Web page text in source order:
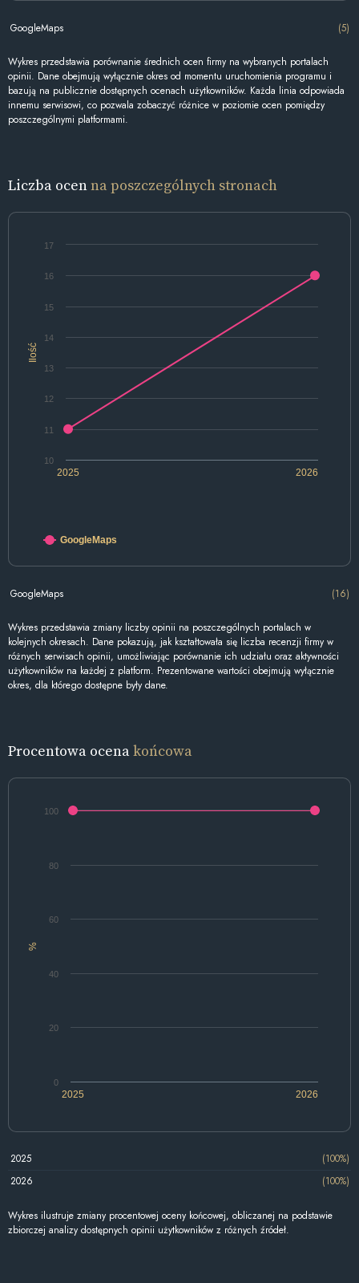
GoogleMaps (5)
Wykres przedstawia porównanie średnich ocen firmy na wybranych portalach
opinii. Dane obejmują wyłącznie okres od momentu uruchomienia programu i
bazują na publicznie dostępnych ocenach użytkowników. Każda linia odpowiada
innemu serwisowi, co pozwala zobaczyć różnice w poziomie ocen pomiędzy
poszczególnymi platformami.
Liczba ocenna poszczególnych stronach
Ilość
2025 2026
10
11
12
13
14
15
16
17
GoogleMaps
GoogleMaps (16)
Wykres przedstawia zmiany liczby opinii na poszczególnych portalach w
kolejnych okresach. Dane pokazują, jak kształtowała się liczba recenzji firmy w
różnych serwisach opinii, umożliwiając porównanie ich udziału oraz aktywności
użytkowników na każdej z platform. Prezentowane wartości obejmują wyłącznie
okres, dla którego dostępne były dane.
Procentowa ocenakońcowa
%
2025 2026
0
20
40
60
80
100
2025
(100%)
2026
(100%)
Wykres ilustruje zmiany procentowej oceny końcowej, obliczanej na podstawie
zbiorczej analizy dostępnych opinii użytkowników z różnych źródeł.